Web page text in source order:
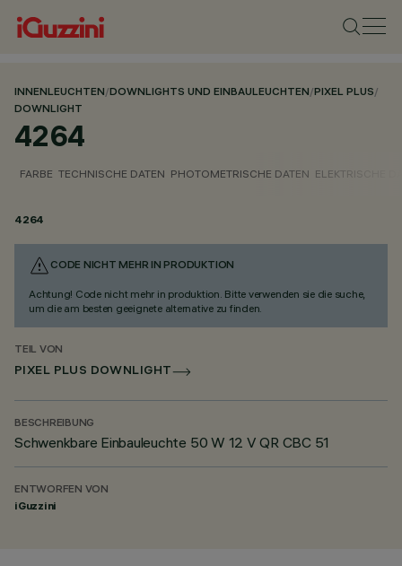
INNENLEUCHTEN/DOWNLIGHTS UND EINBAULEUCHTEN/PIXEL PLUS/
DOWNLIGHT
4264
FARBE TECHNISCHE DATEN PHOTOMETRISCHE DATEN ELEKTRISCHE
4264
CODE NICHT MEHR IN PRODUKTION
Achtung! Code nicht mehr in produktion. Bitte verwenden sie die suche,
um die am besten geeignete alternative zu finden.
TEIL VON
PIXEL PLUS DOWNLIGHT
BESCHREIBUNG
Schwenkbare Einbauleuchte 50 W 12 V QR CBC 51
ENTWORFEN VON
iGuzzini